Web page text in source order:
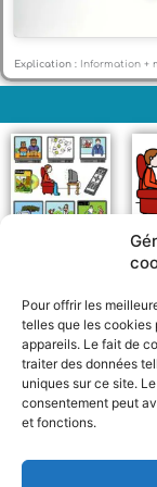
Pour offrir les
telles que les cookies
appareils. Le fait de
traiter des données
uniques sur ce site.
consentement peut
et fonctions.
Explication : Information +
a